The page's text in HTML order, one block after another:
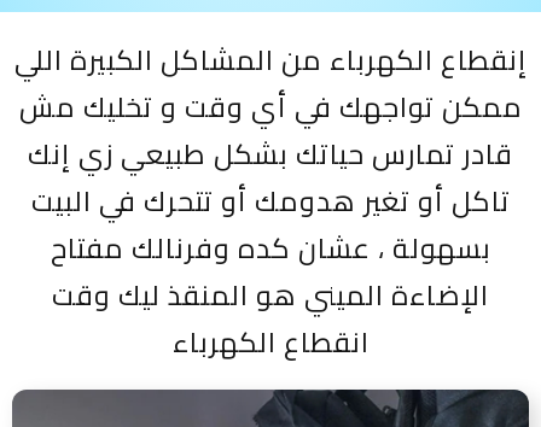
إنقطاع الكهرباء من المشاكل الكبيرة اللي
ممكن تواجهك في أي وقت و تخليك مش
قادر تمارس حياتك بشكل طبيعي زي إنك
تاكل أو تغير هدومك أو تتحرك في البيت
بسهولة ، عشان كده وفرنالك مفتاح
الإضاءة الميني هو المنقذ ليك وقت
انقطاع الكهرباء